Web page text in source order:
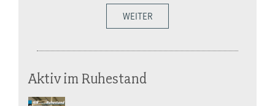
WEITER
Aktiv im Ruhestand